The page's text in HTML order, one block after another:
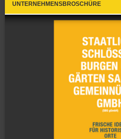
UNTERNEHMENSBROSCHÜRE